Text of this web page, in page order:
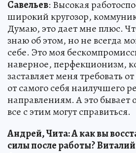
Савельев: Высокая
широкий кругозор,
Думаю, это дает мне плюс.
знаю об этом, но не всегда
себе. Это моя
наверное, перфекционизм,
заставляет меня требовать
от самого себя наилучшего
направлениям. А это бывает
все с этим могут справиться.
Андрей, Чита: А как вы
силы после работы?